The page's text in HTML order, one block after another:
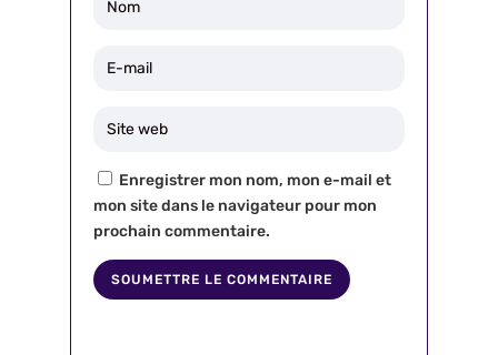
Enregistrer mon nom, mon e-mail et
mon site dans le navigateur pour mon
prochain commentaire.
SOUMETTRE LE COMMENTAIRE